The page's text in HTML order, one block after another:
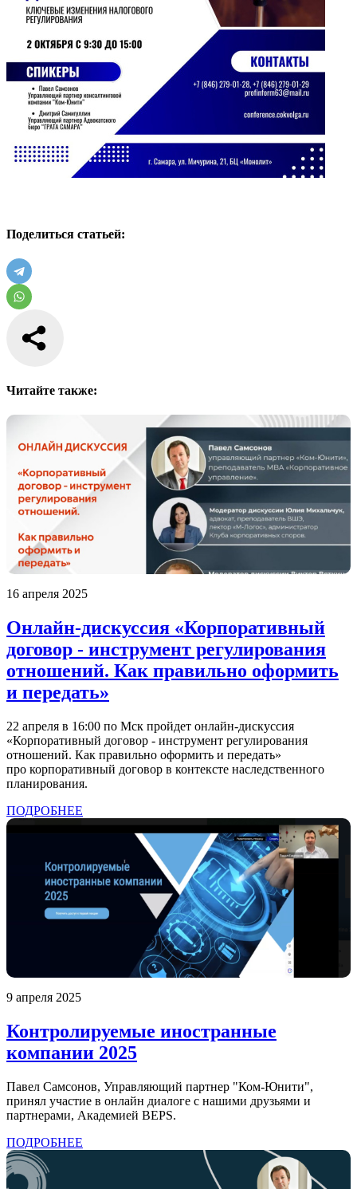
Поделиться статьей:
Читайте также:
16 апреля 2025
Онлайн-дискуссия «Корпоративный
договор - инструмент регулирования
отношений. Как правильно оформить
и передать»
22 апреля в 16:00 по Мск пройдет онлайн-дискуссия
«Корпоративный договор - инструмент регулирования
отношений. Как правильно оформить и передать»
про корпоративный договор в контексте наследственного
планирования.
ПОДРОБНЕЕ
9 апреля 2025
Контролируемые иностранные
компании 2025
Павел Самсонов, Управляющий партнер "Ком-Юнити",
принял участие в онлайн диалоге с нашими друзьями и
партнерами, Академией BEPS.
ПОДРОБНЕЕ